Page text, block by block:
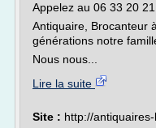
Appelez au 06 33 20
Antiquaire, Brocanteur
générations notre
Nous nous...
Lire la suite
Site : http://